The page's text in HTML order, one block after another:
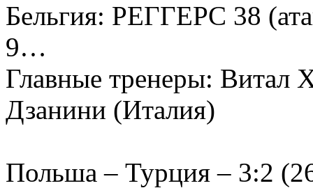
Бельгия: РЕГГЕРС 38
9…
Главные тренеры: Витал
Дзанини (Италия)
Польша – Турция – 3:2